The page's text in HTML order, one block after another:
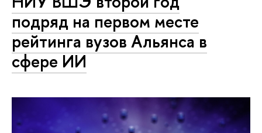
подряд на первом месте
рейтинга вузов Альянса в
сфере ИИ